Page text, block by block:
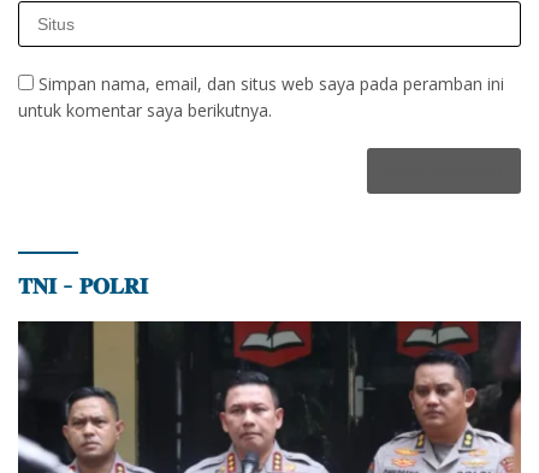
Simpan nama, email, dan situs web saya pada peramban ini
untuk komentar saya berikutnya.
𝐓𝐍𝐈 – 𝐏𝐎𝐋𝐑𝐈